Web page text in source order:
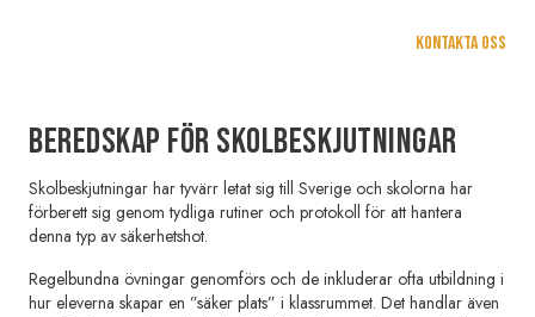
Kontakta oss
beredskap för SKOLBESKJUTNINGAR
Skolbeskjutningar har tyvärr letat sig till Sverige och skolorna har
förberett sig genom tydliga rutiner och protokoll för att hantera
denna typ av säkerhetshot.
Regelbundna övningar genomförs och de inkluderar ofta utbildning i
hur eleverna skapar en ”säker plats” i klassrummet. Det handlar även